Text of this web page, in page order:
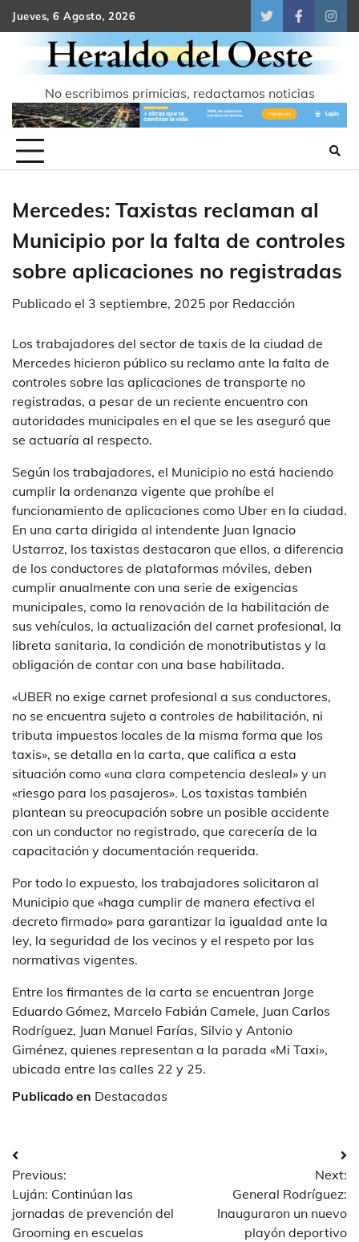
Skip
to
content
Jueves, 6 Agosto, 2026
TwitterFacebook
No escribimos primicias, redactamos noticias
Mercedes: Taxistas reclaman al
Municipio por la falta de controles
sobre aplicaciones no registradas
Publicado el 3 septiembre, 2025 por Redacción
Los trabajadores del sector de taxis de la ciudad de
Mercedes hicieron público su reclamo ante la falta de
controles sobre las aplicaciones de transporte no
registradas, a pesar de un reciente encuentro con
autoridades municipales en el que se les aseguró que
se actuaría al respecto.
Según los trabajadores, el Municipio no está haciendo
cumplir la ordenanza vigente que prohíbe el
funcionamiento de aplicaciones como Uber en la ciudad.
En una carta dirigida al intendente Juan Ignacio
Ustarroz, los taxistas destacaron que ellos, a diferencia
de los conductores de plataformas móviles, deben
cumplir anualmente con una serie de exigencias
municipales, como la renovación de la habilitación de
sus vehículos, la actualización del carnet profesional, la
libreta sanitaria, la condición de monotributistas y la
obligación de contar con una base habilitada.
«UBER no exige carnet profesional a sus conductores,
no se encuentra sujeto a controles de habilitación, ni
tributa impuestos locales de la misma forma que los
taxis», se detalla en la carta, que califica a esta
situación como «una clara competencia desleal» y un
«riesgo para los pasajeros». Los taxistas también
plantean su preocupación sobre un posible accidente
con un conductor no registrado, que carecería de la
capacitación y documentación requerida.
Por todo lo expuesto, los trabajadores solicitaron al
Municipio que «haga cumplir de manera efectiva el
decreto firmado» para garantizar la igualdad ante la
ley, la seguridad de los vecinos y el respeto por las
normativas vigentes.
Entre los firmantes de la carta se encuentran Jorge
Eduardo Gómez, Marcelo Fabián Camele, Juan Carlos
Rodríguez, Juan Manuel Farías, Silvio y Antonio
Giménez, quienes representan a la parada «Mi Taxi»,
ubicada entre las calles 22 y 25.
Publicado en Destacadas
Navegación
de
entradas
Previous:
Luján: Continúan las
jornadas de prevención del
Grooming en escuelas
Next:
General Rodríguez:
Inauguraron un nuevo
playón deportivo